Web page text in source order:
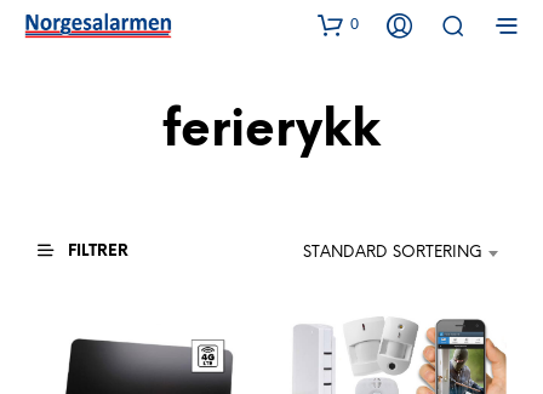
0
ferierykk
FILTRER STANDARD SORTERING